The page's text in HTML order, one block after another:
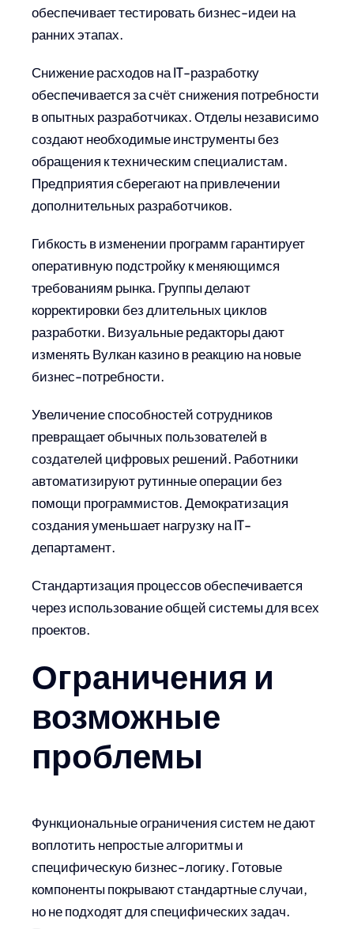
обеспечивает тестировать бизнес-идеи на
ранних этапах.
Снижение расходов на IT-разработку
обеспечивается за счёт снижения потребности
в опытных разработчиках. Отделы независимо
создают необходимые инструменты без
обращения к техническим специалистам.
Предприятия сберегают на привлечении
дополнительных разработчиков.
Гибкость в изменении программ гарантирует
оперативную подстройку к меняющимся
требованиям рынка. Группы делают
корректировки без длительных циклов
разработки. Визуальные редакторы дают
изменять Вулкан казино в реакцию на новые
бизнес-потребности.
Увеличение способностей сотрудников
превращает обычных пользователей в
создателей цифровых решений. Работники
автоматизируют рутинные операции без
помощи программистов. Демократизация
создания уменьшает нагрузку на IT-
департамент.
Стандартизация процессов обеспечивается
через использование общей системы для всех
проектов.
Ограничения и
возможные
проблемы
Функциональные ограничения систем не дают
воплотить непростые алгоритмы и
специфическую бизнес-логику. Готовые
компоненты покрывают стандартные случаи,
но не подходят для специфических задач.